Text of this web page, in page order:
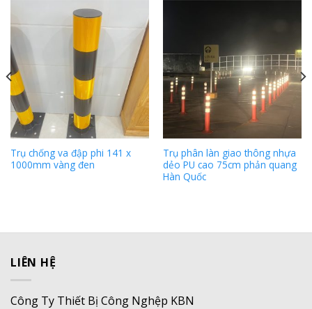
Trụ chống va đập phi 141 x
1000mm vàng đen
Trụ phân làn giao thông nhựa
dẻo PU cao 75cm phản quang
Hàn Quốc
LIÊN HỆ
Công Ty Thiết Bị Công Nghệp KBN